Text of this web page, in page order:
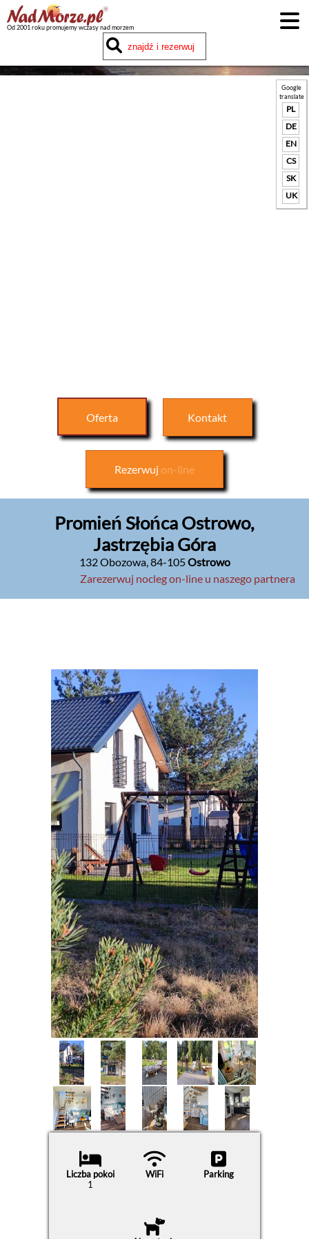
Od 2001 roku promujemy wczasy nad morzem
Google
translate
PL
DE
EN
CS
SK
UK
Oferta Kontakt
Rezerwuj on-line
Promień Słońca Ostrowo,
Jastrzębia Góra
132 Obozowa,84-105Ostrowo
Zarezerwuj nocleg on-line u naszego partnera
Liczba pokoi
1
WiFi Parking